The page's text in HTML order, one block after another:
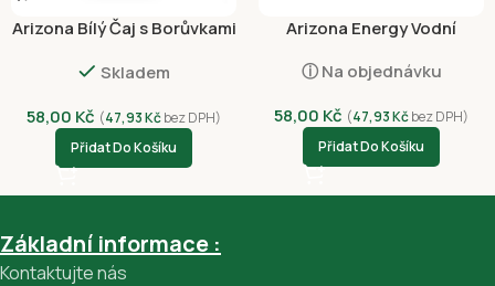
Arizona Bílý Čaj s Borůvkami
Skladem
58,00 Kč (47,93Kčbez DPH)
Přidat Do Košíku
Arizona Energy Vodní
ⓘ Na objednávku
58,00 Kč (47,93Kčbez DPH)
Přidat Do Košíku
Základní informace :
Kontaktujte nás